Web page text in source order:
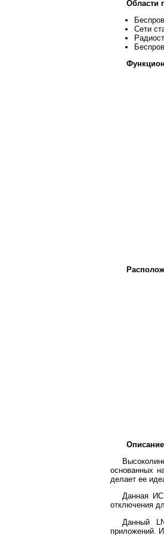
Области
Сети
основанных
делает ее
Данная ИС
отключения
Данный
приложений.